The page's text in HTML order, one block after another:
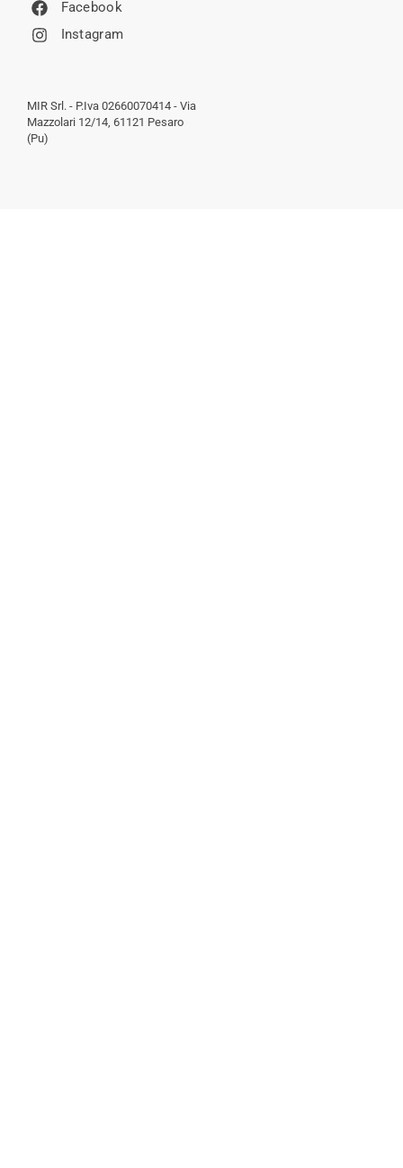
Facebook
Instagram
MIR Srl. - P.Iva 02660070414 - Via
Mazzolari 12/14, 61121 Pesaro
(Pu)